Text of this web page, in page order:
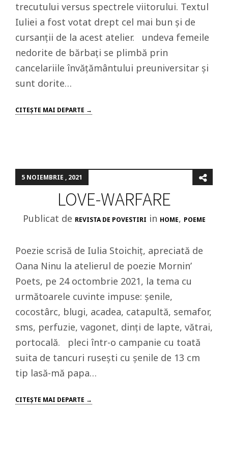
trecutului versus spectrele viitorului. Textul
Iuliei a fost votat drept cel mai bun și de
cursanții de la acest atelier. undeva femeile
nedorite de bărbați se plimbă prin
cancelariile învățământului preuniversitar și
sunt dorite…
CITEŞTE MAI DEPARTE →
5 NOIEMBRIE , 2021
LOVE-WARFARE
Publicat de REVISTA DE POVESTIRI in HOME, POEME
Poezie scrisă de Iulia Stoichiț, apreciată de
Oana Ninu la atelierul de poezie Mornin’
Poets, pe 24 octombrie 2021, la tema cu
următoarele cuvinte impuse: șenile,
cocostârc, blugi, acadea, catapultă, semafor,
sms, perfuzie, vagonet, dinți de lapte, vătrai,
portocală. pleci într-o campanie cu toată
suita de tancuri rusești cu șenile de 13 cm
tip lasă-mă papa…
CITEŞTE MAI DEPARTE →